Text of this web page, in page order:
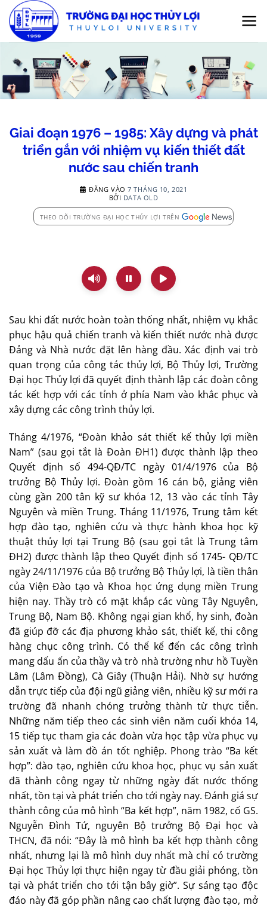
qua
nội
Giai đoạn 1976 – 1985: Xây dựng và phát
triển gắn với nhiệm vụ kiến thiết đất
nước sau chiến tranh
ĐĂNG VÀO7 THÁNG 10, 2021
BỞI DATA OLD
THEO DÕI TRƯỜNG ĐẠI HỌC THỦY LỢI TRÊN
Sau khi đất nước hoàn toàn thống nhất, nhiệm vụ khắc
phục hậu quả chiến tranh và kiến thiết nước nhà được
Đảng và Nhà nước đặt lên hàng đầu. Xác định vai trò
quan trọng của công tác thủy lợi, Bộ Thủy lợi, Trường
Đại học Thủy lợi đã quyết định thành lập các đoàn công
tác kết hợp với các tỉnh ở phía Nam vào khắc phục và
xây dựng các công trình thủy lợi.
Tháng 4/1976, “Đoàn khảo sát thiết kế thủy lợi miền
Nam” (sau gọi tắt là Đoàn ĐH1) được thành lập theo
Quyết định số 494-QĐ/TC ngày 01/4/1976 của Bộ
trưởng Bộ Thủy lợi. Đoàn gồm 16 cán bộ, giảng viên
cùng gần 200 tân kỹ sư khóa 12, 13 vào các tỉnh Tây
Nguyên và miền Trung. Tháng 11/1976, Trung tâm kết
hợp đào tạo, nghiên cứu và thực hành khoa học kỹ
thuật thủy lợi tại Trung Bộ (sau gọi tắt là Trung tâm
ĐH2) được thành lập theo Quyết định số 1745- QĐ/TC
ngày 24/11/1976 của Bộ trưởng Bộ Thủy lợi, là tiền thân
của Viện Đào tạo và Khoa học ứng dụng miền Trung
hiện nay. Thầy trò có mặt khắp các vùng Tây Nguyên,
Trung Bộ, Nam Bộ. Không ngại gian khổ, hy sinh, đoàn
đã giúp đỡ các địa phương khảo sát, thiết kế, thi công
hàng chục công trình. Có thể kể đến các công trình
mang dấu ấn của thầy và trò nhà trường như hồ Tuyền
Lâm (Lâm Đồng), Cà Giây (Thuận Hải). Nhờ sự hướng
dẫn trực tiếp của đội ngũ giảng viên, nhiều kỹ sư mới ra
trường đã nhanh chóng trưởng thành từ thực tiễn.
Những năm tiếp theo các sinh viên năm cuối khóa 14,
15 tiếp tục tham gia các đoàn vừa học tập vừa phục vụ
sản xuất và làm đồ án tốt nghiệp. Phong trào “Ba kết
hợp”: đào tạo, nghiên cứu khoa học, phục vụ sản xuất
đã thành công ngay từ những ngày đất nước thống
nhất, tồn tại và phát triển cho tới ngày nay. Đánh giá sự
thành công của mô hình “Ba kết hợp”, năm 1982, cố GS.
Nguyễn Đình Tứ, nguyên Bộ trưởng Bộ Đại học và
THCN, đã nói: “Đây là mô hình ba kết hợp thành công
nhất, nhưng lại là mô hình duy nhất mà chỉ có trường
Đại học Thủy lợi thực hiện ngay từ đầu giải phóng, tồn
tại và phát triển cho tới tận bây giờ”. Sự sáng tạo độc
đáo này đã góp phần nâng cao chất lượng đào tạo, mở